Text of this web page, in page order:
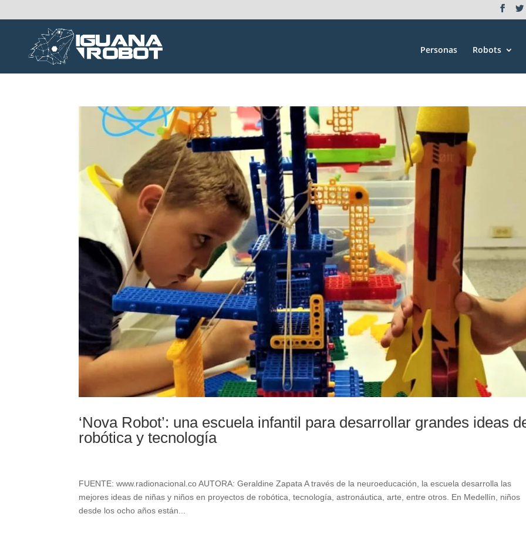
Personas Robots
‘Nova Robot’: una escuela infantil para desarrollar grandes ideas
robótica y tecnología
FUENTE: www.radionacional.co AUTORA: Geraldine Zapata A través de la neuroeducación, la escuela desarrolla las
mejores ideas de niñas y niños en proyectos de robótica, tecnología, astronáutica, arte, entre otros. En Medellín, niños
desde los ocho años están...